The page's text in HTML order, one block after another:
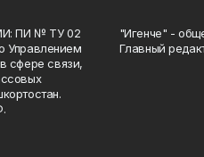
ПИ № ТУ 02
Управлением
сфере связи,
"Игенче" -
Главный